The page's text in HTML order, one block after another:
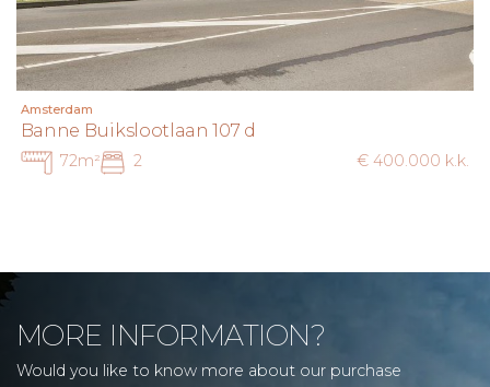
Amsterdam
Banne Buikslootlaan 107 d
72m² 2 € 400.000 k.k.
MORE INFORMATION?
Would you like to know more about our purchase